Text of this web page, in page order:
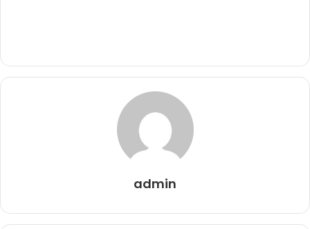
admin